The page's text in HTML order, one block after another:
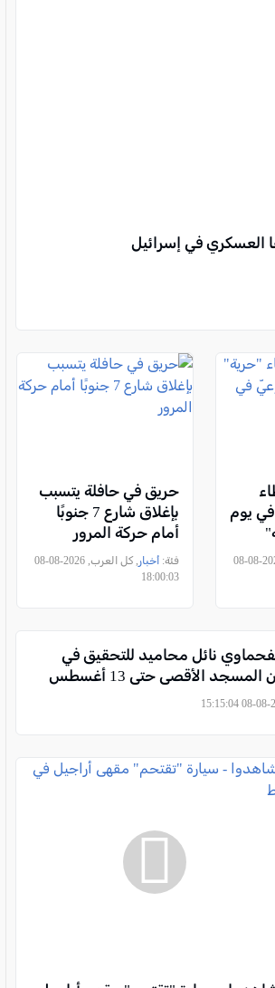
العسكري في إسرائيل
يوم
, كل العرب, 2026-08-08
حريق في حافلة يتسبب
بإغلاق شارع 7 جنوبًا
أمام حركة المرور
فئة:أخبار
, كل العرب, 2026-08-08
18:00:03
نائل محاميد للتحقيق في
الأقصى حتى 13 أغسطس